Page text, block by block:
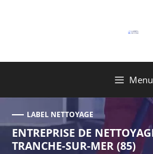
Menu
LABEL NETTOYAGE
ENTREPRISE DE
TRANCHE-SUR-MER (85)